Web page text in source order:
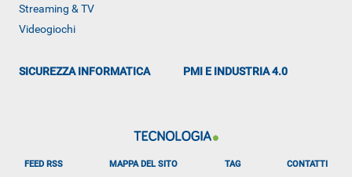
Streaming & TV
Videogiochi
SICUREZZA INFORMATICA PMI E INDUSTRIA 4.0
FEED RSS MAPPA DEL SITO TAG CONTATTI